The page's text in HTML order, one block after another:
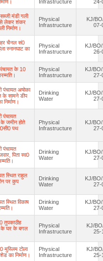
Infrastructure
24-
मंडी गली
से लेकर शंकर
निर्माण।
Physical
Infrastructure
KJ/
07-
चैनल सं0
स्नानघाट का
Physical
Infrastructure
KJ/
26-
पंचायत के 10
Physical
Infrastructure
KJ/
27-
पंचायत अषोका
के सामने डीप
निर्माण।
Drinking
Water
KJ/
27-
पंचायत
जमीन होते
पथ
Physical
Infrastructure
KJ/
27-
पंचायत
पिता स्व0
Drinking
Water
KJ/
27-
स्थित राहुल
पर कुप
Drinking
Water
KJ/
27-
स्थित विकाष
Drinking
Water
KJ/
27-
तुपकाउीह
के घर के बगल
Physical
Infrastructure
KJ/
25-
मुस्लिम टोला
का निर्माण।
Physical
Infrastructure
KJ/
25-